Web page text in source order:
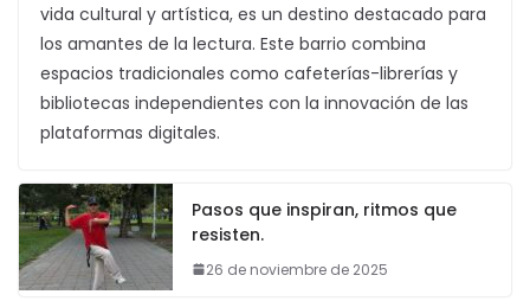
vida cultural y artística, es un destino destacado para
los amantes de la lectura. Este barrio combina
espacios tradicionales como cafeterías-librerías y
bibliotecas independientes con la innovación de las
plataformas digitales.
Pasos que inspiran, ritmos que
resisten.
26 de noviembre de 2025